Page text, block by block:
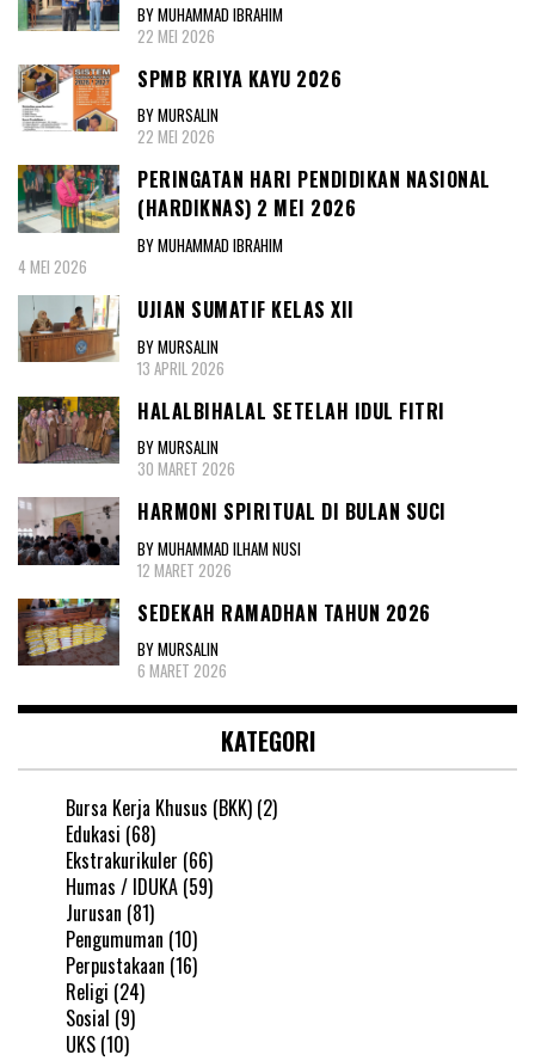
BY MUHAMMAD IBRAHIM
22 MEI 2026
SPMB KRIYA KAYU 2026
BY MURSALIN
22 MEI 2026
PERINGATAN HARI PENDIDIKAN NASIONAL
(HARDIKNAS) 2 MEI 2026
BY MUHAMMAD IBRAHIM
4 MEI 2026
UJIAN SUMATIF KELAS XII
BY MURSALIN
13 APRIL 2026
HALALBIHALAL SETELAH IDUL FITRI
BY MURSALIN
30 MARET 2026
HARMONI SPIRITUAL DI BULAN SUCI
BY MUHAMMAD ILHAM NUSI
12 MARET 2026
SEDEKAH RAMADHAN TAHUN 2026
BY MURSALIN
6 MARET 2026
KATEGORI
Bursa Kerja Khusus (BKK) (2)
Edukasi (68)
Ekstrakurikuler (66)
Humas / IDUKA (59)
Jurusan (81)
Pengumuman (10)
Perpustakaan (16)
Religi (24)
Sosial (9)
UKS (10)